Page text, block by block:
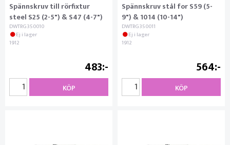
Spännskruv till rörfixtur
steel S25 (2-5") & S47 (4-7")
DWTRG350010
Ej i lager
1912
483
KÖP
Spännskruv stål for S59 (5-
9") & 1014 (10-14")
DWTRG350011
Ej i lager
1912
564
KÖP